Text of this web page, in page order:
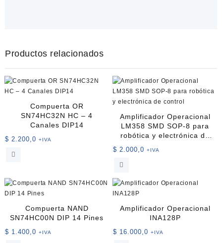
Productos relacionados
Compuerta OR
SN74HC32N HC – 4
Canales DIP14
$ 2.200,0 +IVA
Amplificador Operacional
LM358 SMD SOP-8 para
robótica y electrónica de
$ 2.000,0 +IVA
Compuerta NAND
SN74HC00N DIP 14 Pines
$ 1.400,0 +IVA
Amplificador Operacional
INA128P
$ 16.000,0 +IVA